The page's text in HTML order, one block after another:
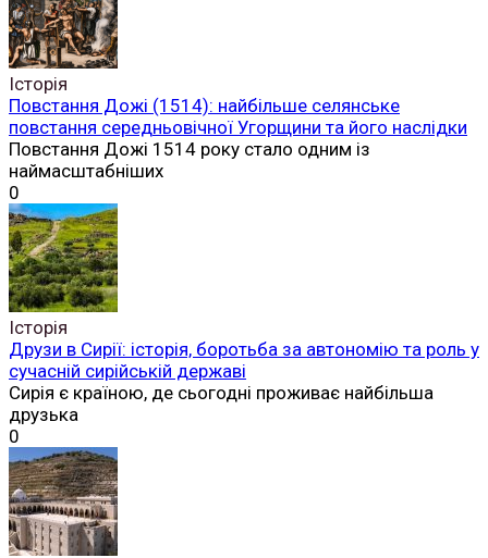
Історія
Повстання Дожі (1514): найбільше селянське
повстання середньовічної Угорщини та його наслідки
Повстання Дожі 1514 року стало одним із
наймасштабніших
0
Історія
Друзи в Сирії: історія, боротьба за автономію та роль у
сучасній сирійській державі
Сирія є країною, де сьогодні проживає найбільша
друзька
0